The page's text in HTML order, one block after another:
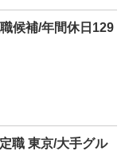
候補/年間休日129
職 東京/大手グル